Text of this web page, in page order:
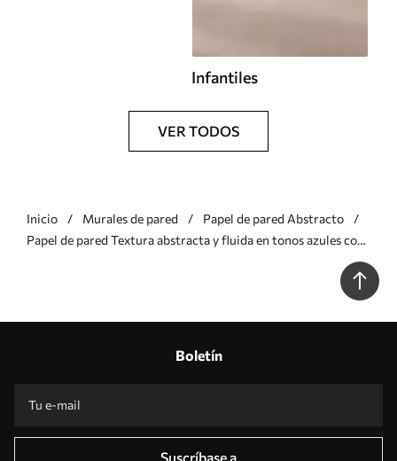
Infantiles
VER TODOS
Inicio Murales de pared
Papel de pared Abstracto
Papel de pared Textura abstracta y fluida en tonos azules con
Boletín
Suscríbase a